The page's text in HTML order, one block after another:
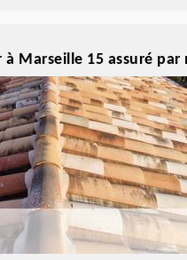
Marseille 15 assuré